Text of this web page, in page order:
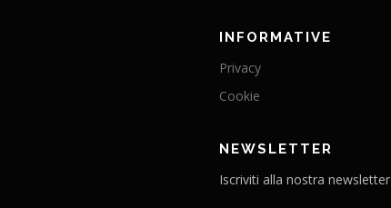
INFORMATIVE
Privacy
Cookie
NEWSLETTER
Iscriviti alla nostra newsletter